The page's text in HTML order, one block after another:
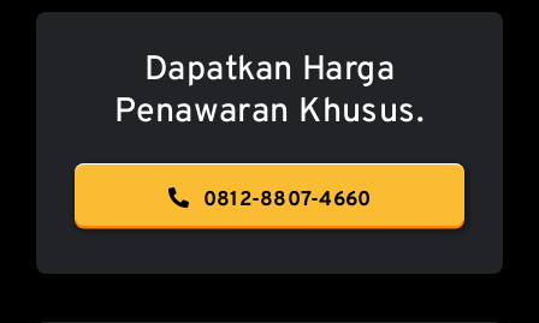
Dapatkan Harga
Penawaran Khusus.
0812-8807-4660